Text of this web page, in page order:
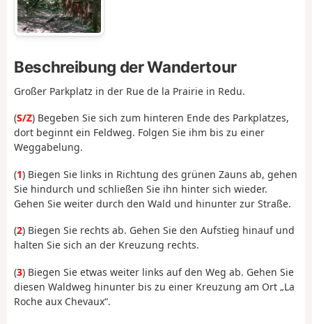
Beschreibung der Wandertour
Großer Parkplatz in der Rue de la Prairie in Redu.
(S/Z) Begeben Sie sich zum hinteren Ende des Parkplatzes,
dort beginnt ein Feldweg. Folgen Sie ihm bis zu einer
Weggabelung.
(1) Biegen Sie links in Richtung des grünen Zauns ab, gehen
Sie hindurch und schließen Sie ihn hinter sich wieder.
Gehen Sie weiter durch den Wald und hinunter zur Straße.
(2) Biegen Sie rechts ab. Gehen Sie den Aufstieg hinauf und
halten Sie sich an der Kreuzung rechts.
(3) Biegen Sie etwas weiter links auf den Weg ab. Gehen Sie
diesen Waldweg hinunter bis zu einer Kreuzung am Ort „La
Roche aux Chevaux“.